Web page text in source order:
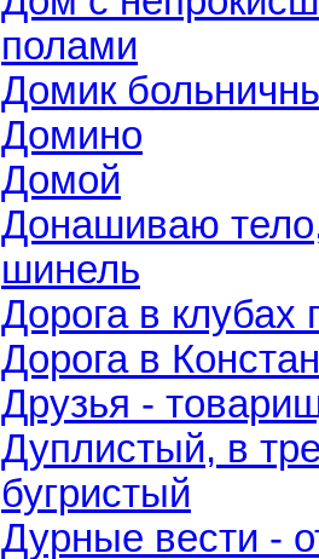
полами
Домик
Домино
Домой
Донашиваю
шинель
Дорога в клубах
Дорога в
Друзья -
Дуплистый, в
бугристый
Дурные вести -